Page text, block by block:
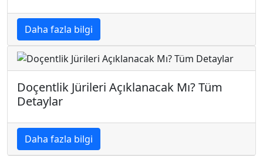
Daha fazla bilgi
Doçentlik Jürileri Açıklanacak Mı? Tüm
Detaylar
Daha fazla bilgi